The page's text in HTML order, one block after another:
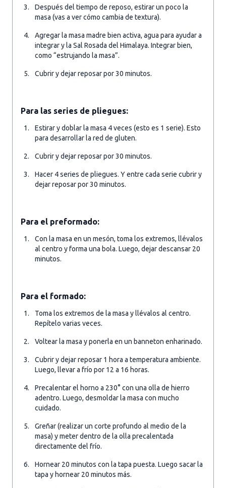
Después del tiempo de reposo, estirar un poco la
masa (vas a ver cómo cambia de textura).
Agregar la masa madre bien activa, agua para ayudar a
integrar y la Sal Rosada del Himalaya. Integrar bien,
como “estrujando la masa”.
Cubrir y dejar reposar por 30 minutos.
Para las series de pliegues:
Estirar y doblar la masa 4 veces (esto es 1 serie). Esto
para desarrollar la red de gluten.
Cubrir y dejar reposar por 30 minutos.
Hacer 4 series de pliegues. Y entre cada serie cubrir y
dejar reposar por 30 minutos.
Para el preformado:
Con la masa en un mesón, toma los extremos, llévalos
al centro y forma una bola. Luego, dejar descansar 20
minutos.
Para el formado:
Toma los extremos de la masa y llévalos al centro.
Repítelo varias veces.
Voltear la masa y ponerla en un banneton enharinado.
Cubrir y dejar reposar 1 hora a temperatura ambiente.
Luego, llevar a frío por 12 a 16 horas.
Precalentar el horno a 230° con una olla de hierro
adentro. Luego, desmoldar la masa con mucho
cuidado.
Greñar (realizar un corte profundo al medio de la
masa) y meter dentro de la olla precalentada
directamente del frío.
Hornear 20 minutos con la tapa puesta. Luego sacar la
tapa y hornear 20 minutos más.